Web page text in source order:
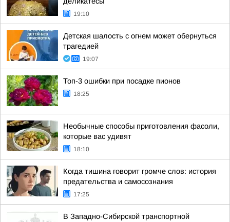
19:10
Детская шалость с огнем может обернуться
трагедией
19:07
Топ-3 ошибки при посадке пионов
18:25
Необычные способы приготовления фасоли,
которые вас удивят
18:10
Когда тишина говорит громче слов: история
предательства и самосознания
17:25
В Западно-Сибирской транспортной